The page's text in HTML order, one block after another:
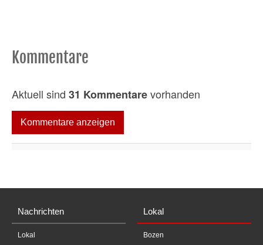
Kommentare
Aktuell sind 31 Kommentarevorhanden
Kommentare anzeigen
Nachrichten
Lokal
Lokal
Bozen